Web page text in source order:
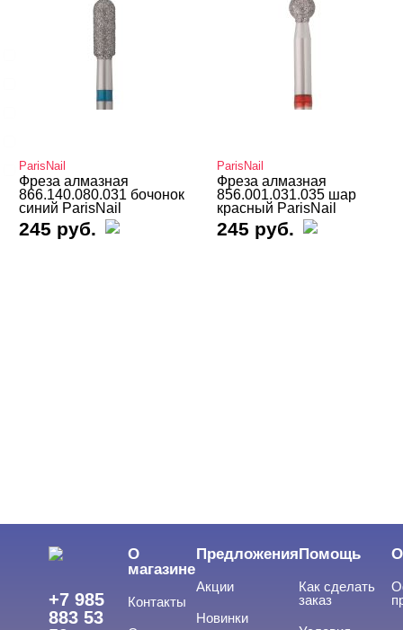
Германия
Россия
Украина
Показать все
ParisNail
Фреза алмазная
866.140.080.031 бочонок
синий ParisNail
245 руб.
ParisNail
Фреза алмазная
856.001.031.035 шар
красный ParisNail
245 руб.
+7 985
883 53
О
магазине
Контакты
Предложения
Акции
Новинки
Помощь
Как сделать
заказ